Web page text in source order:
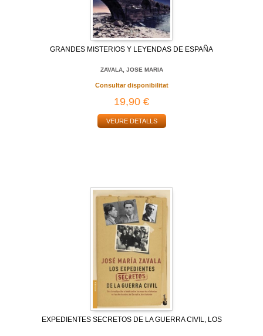
GRANDES MISTERIOS Y LEYENDAS DE ESPAÑA
ZAVALA, JOSE MARIA
Consultar disponibilitat
19,90 €
VEURE DETALLS
EXPEDIENTES SECRETOS DE LA GUERRA CIVIL, LOS